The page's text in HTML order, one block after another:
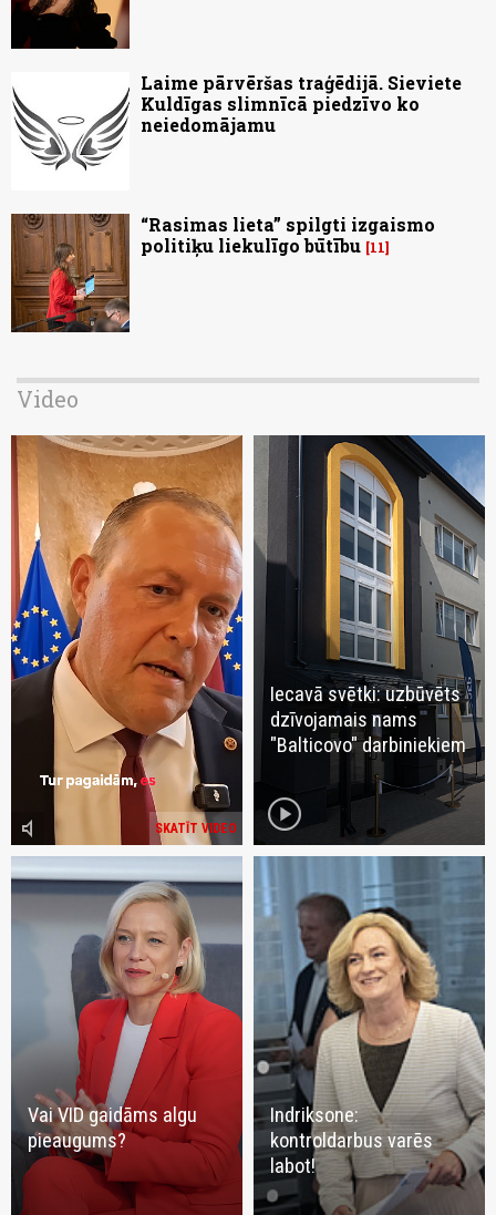
Laime pārvēršas traģēdijā. Sieviete
Kuldīgas slimnīcā piedzīvo ko
neiedomājamu
“Rasimas lieta” spilgti izgaismo
politiķu liekulīgo būtību 11
Video
SKATĪT VIDEO
volume_mute
Iecavā svētki: uzbūvēts
dzīvojamais nams
"Balticovo" darbiniekiem
play_circle
Vai VID gaidāms algu
pieaugums?
Indriksone:
kontroldarbus varēs
labot!